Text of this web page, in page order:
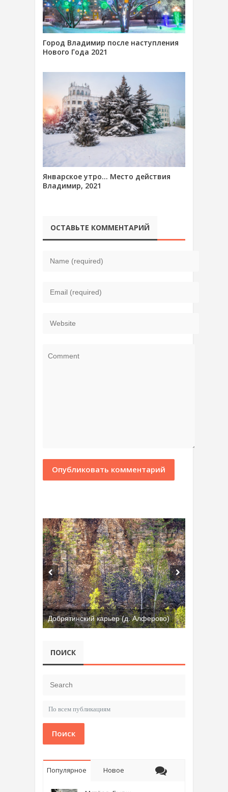
Город Владимир после наступления
Нового Года 2021
Январское утро… Место действия
Владимир, 2021
ОСТАВЬТЕ КОММЕНТАРИЙ
Добрятинский карьер (д. Алферово)
ПОИСК
Поиск
Популярное Новое